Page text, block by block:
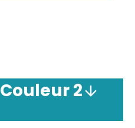
Couleur2